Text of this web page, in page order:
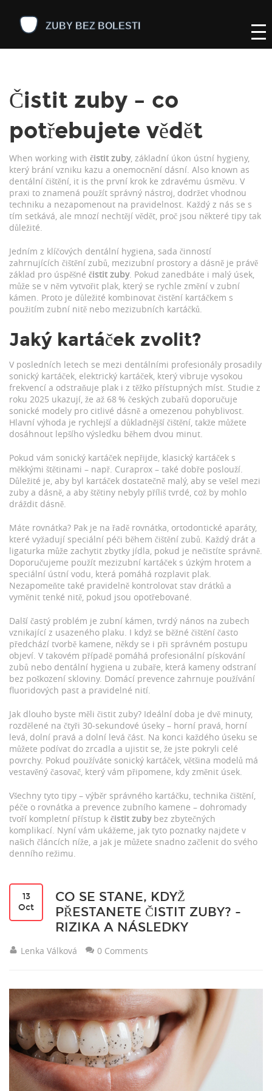
Čistit zuby – co
potřebujete vědět
When working with čistit zuby, základní úkon ústní hygieny,
který brání vzniku kazu a onemocnění dásní. Also known as
dentální čištění, it is the první krok ke zdravému úsměvu. V
praxi to znamená použít správný nástroj, dodržet vhodnou
techniku a nezapomenout na pravidelnost. Každý z nás se s
tím setkává, ale mnozí nechtějí vědět, proč jsou některé tipy tak
důležité.
Jedním z klíčových dentální hygiena, sada činností
zahrnujících čištění zubů, mezizubní prostory a dásně je právě
základ pro úspěšné čistit zuby. Pokud zanedbáte i malý úsek,
může se v něm vytvořit plak, který se rychle změní v zubní
kámen. Proto je důležité kombinovat čistění kartáčkem s
použitím zubní nitě nebo mezizubních kartáčků.
Jaký kartáček zvolit?
V posledních letech se mezi dentálními profesionály prosadily
sonický kartáček, elektrický kartáček, který vibruje vysokou
frekvencí a odstraňuje plak i z těžko přístupných míst. Studie z
roku 2025 ukazují, že až 68 % českých zubařů doporučuje
sonické modely pro citlivé dásně a omezenou pohyblivost.
Hlavní výhoda je rychlejší a důkladnější čištění, takže můžete
dosáhnout lepšího výsledku během dvou minut.
Pokud vám sonický kartáček nepřijde, klasický kartáček s
měkkými štětinami – např. Curaprox – také dobře poslouží.
Důležité je, aby byl kartáček dostatečně malý, aby se vešel mezi
zuby a dásně, a aby štětiny nebyly příliš tvrdé, což by mohlo
dráždit dásně.
Máte rovnátka? Pak je na řadě rovnátka, ortodontické aparáty,
které vyžadují speciální péči během čištění zubů. Každý drát a
ligaturka může zachytit zbytky jídla, pokud je nečistíte správně.
Doporučujeme použít mezizubní kartáček s úzkým hrotem a
speciální ústní vodu, která pomáhá rozplavit plak.
Nezapomeňte také pravidelně kontrolovat stav drátků a
vyměnit tenké nitě, pokud jsou opotřebované.
Další častý problém je zubní kámen, tvrdý nános na zubech
vznikající z usazeného plaku. I když se běžné čištění často
předchází tvorbě kamene, někdy se i při správném postupu
objeví. V takovém případě pomáhá profesionální pískování
zubů nebo dentální hygiena u zubaře, která kameny odstraní
bez poškození skloviny. Domácí prevence zahrnuje používání
fluoridových past a pravidelné nití.
Jak dlouho byste měli čistit zuby? Ideální doba je dvě minuty,
rozdělené na čtyři 30‑sekundové úseky – horní pravá, horní
levá, dolní pravá a dolní levá část. Na konci každého úseku se
můžete podívat do zrcadla a ujistit se, že jste pokryli celé
povrchy. Pokud používáte sonický kartáček, většina modelů má
vestavěný časovač, který vám připomene, kdy změnit úsek.
Všechny tyto tipy – výběr správného kartáčku, technika čištění,
péče o rovnátka a prevence zubního kamene – dohromady
tvoří kompletní přístup k čistit zubybez zbytečných
komplikací. Nyní vám ukážeme, jak tyto poznatky najdete v
našich článcích níže, a jak je můžete snadno začlenit do svého
denního režimu.
13
Oct
CO SE STANE, KDYŽ
PŘESTANETE ČISTIT ZUBY? -
RIZIKA A NÁSLEDKY
Lenka Válková 0 Comments